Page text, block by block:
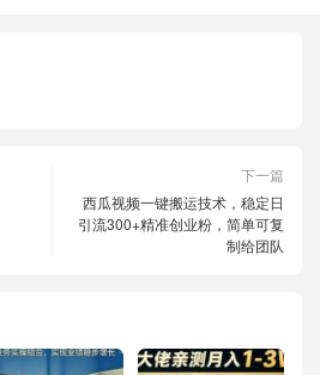
下一篇
西瓜视频一键搬运技术，稳定日
引流300+精准创业粉，简单可复
制给团队